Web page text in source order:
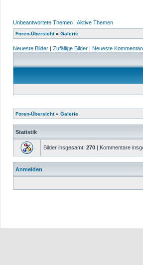
Unbeantwortete Themen | Aktive Themen
Foren-Übersicht» Galerie
Neueste Bilder | Zufällige Bilder | Neueste
Foren-Übersicht» Galerie
Statistik
Bilder insgesamt: 270 | Kommentare
Anmelden